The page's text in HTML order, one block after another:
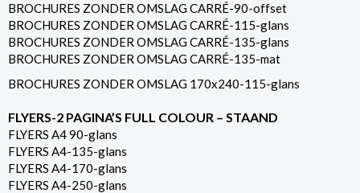
BROCHURES ZONDER OMSLAG CARRÉ-90-offset
BROCHURES ZONDER OMSLAG CARRÉ-115-glans
BROCHURES ZONDER OMSLAG CARRÉ-135-glans
BROCHURES ZONDER OMSLAG CARRÉ-135-mat
BROCHURES ZONDER OMSLAG 170x240-115-glans
FLYERS-2 PAGINA’S FULL COLOUR – STAAND
FLYERS A4 90-glans
FLYERS A4-135-glans
FLYERS A4-170-glans
FLYERS A4-250-glans